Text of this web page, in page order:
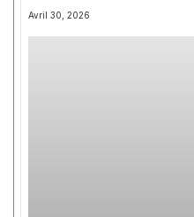
Avril 30, 2026